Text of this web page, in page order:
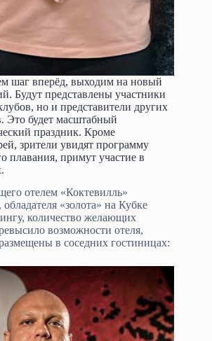
шаг вперёд, выходим на новый
Будут представлены участники
но и представители других
Это будет масштабный
праздник. Кроме
зрители увидят программу
плавания, примут участие в
отелем «Коктевилль»
«золота» на Кубке
количество желающих
возможности отеля,
в соседних гостиницах: